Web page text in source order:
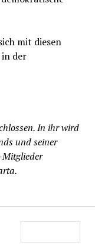
mit diesen
der
In ihr wird
und seiner